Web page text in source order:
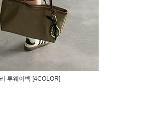
투웨이백 [4COLOR]